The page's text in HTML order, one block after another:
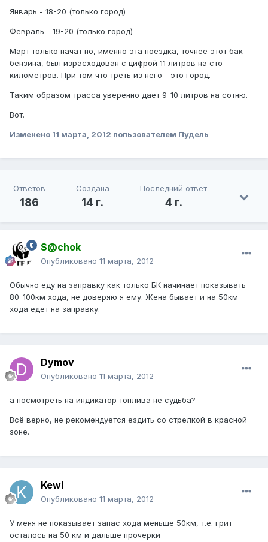
Январь - 18-20 (только город)
Февраль - 19-20 (только город)
Март только начат но, именно эта поездка, точнее этот бак
бензина, был израсходован с цифрой 11 литров на сто
километров. При том что треть из него - это город.
Таким образом трасса уверенно дает 9-10 литров на сотню.
Вот.
Изменено 11 марта, 2012 пользователем Пудель
Ответов
186
Создана
14 г.
Последний ответ
4 г.
S@chok
Опубликовано 11 марта, 2012
Обычно еду на заправку как только БК начинает показывать
80-100км хода, не доверяю я ему. Жена бывает и на 50км
хода едет на заправку.
Dymov
Опубликовано 11 марта, 2012
а посмотреть на индикатор топлива не судьба?
Всё верно, не рекомендуется ездить со стрелкой в красной
зоне.
Kewl
Опубликовано 11 марта, 2012
У меня не показывает запас хода меньше 50км, т.е. грит
осталось на 50 км и дальше прочерки